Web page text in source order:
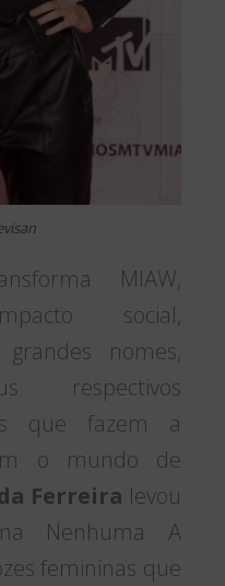
MIAW,
social,
nomes,
respectivos
que fazem a
o mundo de
Ferreira levou
Nenhuma A
femininas que